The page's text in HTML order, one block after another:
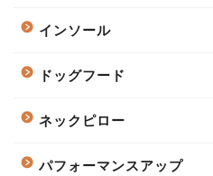
インソール
ドッグフード
ネックピロー
パフォーマンスアップ